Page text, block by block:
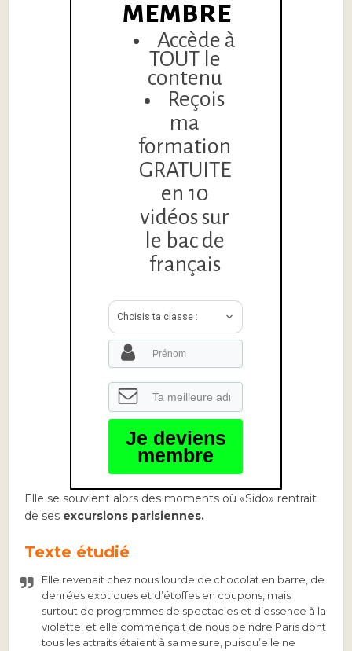
MEMBRE
Accède à
TOUT le
contenu
Reçois
ma
formation
GRATUITE
en 10
vidéos sur
le bac de
français
Choisis ta classe :
Je deviens
membre
Elle se souvient alors des moments où «Sido» rentrait
de ses excursions parisiennes.
Texte étudié
Elle revenait chez nous lourde de chocolat en barre, de
denrées exotiques et d’étoffes en coupons, mais
surtout de programmes de spectacles et d’essence à la
violette, et elle commençait de nous peindre Paris dont
tous les attraits étaient à sa mesure, puisqu’elle ne